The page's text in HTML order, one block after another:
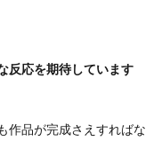
反応を期待しています
作品が完成さえすればな